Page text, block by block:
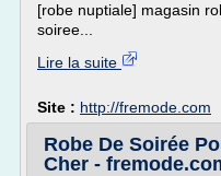
[robe nuptiale] magasin
soiree...
Lire la suite
Site : http://fremode.com
Robe De Soirée
Cher -